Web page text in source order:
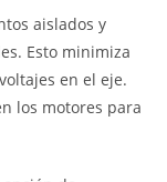
aislados y
Esto minimiza
en el eje.
los motores para